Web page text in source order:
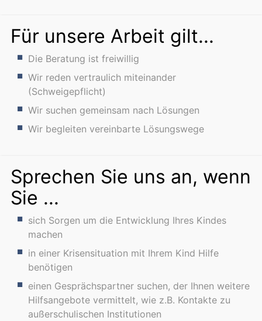
Für unsere Arbeit gilt...
Die Beratung ist freiwillig
Wir reden vertraulich miteinander
(Schweigepflicht)
Wir suchen gemeinsam nach Lösungen
Wir begleiten vereinbarte Lösungswege
Sprechen Sie uns an, wenn
Sie ...
sich Sorgen um die Entwicklung Ihres Kindes
machen
in einer Krisensituation mit Ihrem Kind Hilfe
benötigen
einen Gesprächspartner suchen, der Ihnen weitere
Hilfsangebote vermittelt, wie z.B. Kontakte zu
außerschulischen Institutionen